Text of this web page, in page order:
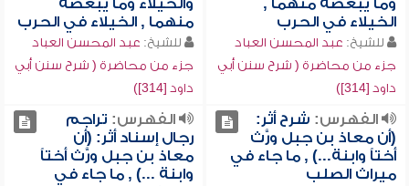
وما يبغضه منهما ,
الخيلاء في الحرب
للشيخ: عبد المحسن العباد
جزء من محاضرة ( شرح سنن أبي
داود [314])
والخيلاء وما يبغضه
منهما , الخيلاء في الحرب
للشيخ: عبد المحسن العباد
جزء من محاضرة ( شرح سنن أبي
داود [314])
الفهرس: شرح أثر:
(أن معاذ بن جبل ورَّث
أختاً وابنة...) , ما جاء في
ميراث الصلب
الفهرس: تراجم
رجال إسناد أثر: (أن
معاذ بن جبل ورَّث أختاً
وابنة ...) , ما جاء في